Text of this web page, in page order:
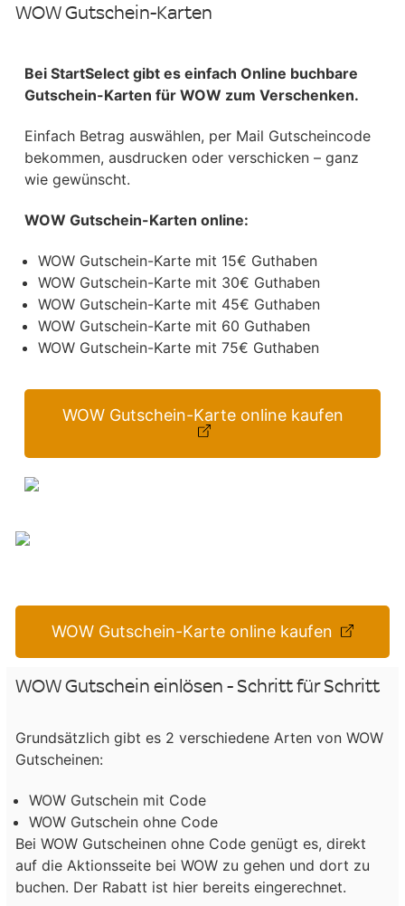
WOW Gutschein-Karten
Bei StartSelect gibt es einfach Online buchbare
Gutschein-Karten für WOW zum Verschenken.
Einfach Betrag auswählen, per Mail Gutscheincode
bekommen, ausdrucken oder verschicken – ganz
wie gewünscht.
WOW Gutschein-Karten online:
WOW Gutschein-Karte mit 15€ Guthaben
WOW Gutschein-Karte mit 30€ Guthaben
WOW Gutschein-Karte mit 45€ Guthaben
WOW Gutschein-Karte mit 60 Guthaben
WOW Gutschein-Karte mit 75€ Guthaben
WOW Gutschein-Karte online kaufen
WOW Gutschein-Karte online kaufen
WOW Gutschein einlösen - Schritt für Schritt
Grundsätzlich gibt es 2 verschiedene Arten von WOW
Gutscheinen:
WOW Gutschein mit Code
WOW Gutschein ohne Code
Bei WOW Gutscheinen ohne Code genügt es, direkt
auf die Aktionsseite bei WOW zu gehen und dort zu
buchen. Der Rabatt ist hier bereits eingerechnet.